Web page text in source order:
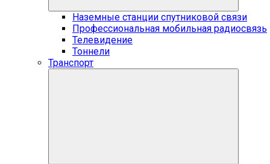
Наземные станции спутниковой связи
Профессиональная мобильная радиосвязь
Телевидение
Тоннели
Транспорт